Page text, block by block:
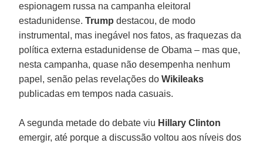
espionagem russa na campanha eleitoral
estadunidense.Trump destacou, de modo
instrumental, mas inegável nos fatos, as fraquezas da
política externa estadunidense de Obama – mas que,
nesta campanha, quase não desempenha nenhum
papel, senão pelas revelações doWikileaks
publicadas em tempos nada casuais.
A segunda metade do debate viu Hillary Clinton
emergir, até porque a discussão voltou aos níveis dos